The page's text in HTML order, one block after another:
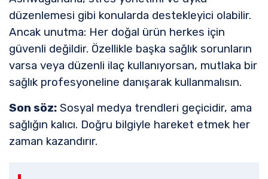
düzenlemesi gibi konularda destekleyici olabilir.
Ancak unutma: Her doğal ürün herkes için
güvenli değildir. Özellikle başka sağlık sorunların
varsa veya düzenli ilaç kullanıyorsan, mutlaka bir
sağlık profesyoneline danışarak kullanmalısın.
Son söz: Sosyal medya trendleri geçicidir, ama
sağlığın kalıcı. Doğru bilgiyle hareket etmek her
zaman kazandırır.